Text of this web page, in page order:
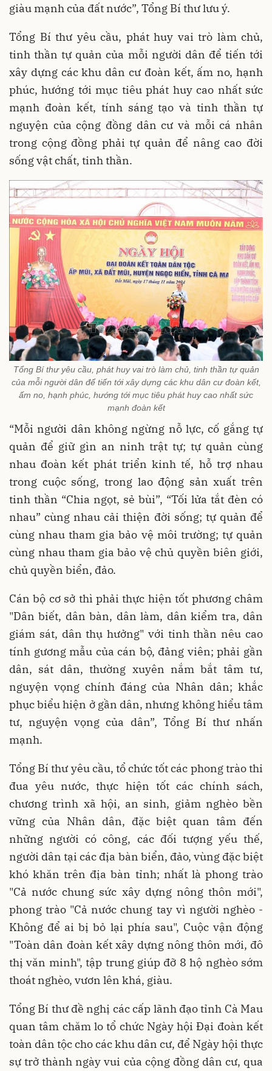
giàu mạnh của đất nước”, Tổng Bí thư lưu ý.
Tổng Bí thư yêu cầu, phát huy vai trò làm chủ,
tinh thần tự quản của mỗi người dân để tiến tới
xây dựng các khu dân cư đoàn kết, ấm no, hạnh
phúc, hướng tới mục tiêu phát huy cao nhất sức
mạnh đoàn kết, tính sáng tạo và tinh thần tự
nguyện của cộng đồng dân cư và mỗi cá nhân
trong cộng đồng phải tự quản để nâng cao đời
sống vật chất, tinh thần.
Tổng Bí thư yêu cầu, phát huy vai trò làm chủ, tinh thần tự quản
của mỗi người dân để tiến tới xây dựng các khu dân cư đoàn kết,
ấm no, hạnh phúc, hướng tới mục tiêu phát huy cao nhất sức
mạnh đoàn kết
“Mỗi người dân không ngừng nỗ lực, cố gắng tự
quản để giữ gìn an ninh trật tự; tự quản cùng
nhau đoàn kết phát triển kinh tế, hỗ trợ nhau
trong cuộc sống, trong lao động sản xuất trên
tinh thần “Chia ngọt, sẻ bùi”, “Tối lửa tắt đèn có
nhau” cùng nhau cải thiện đời sống; tự quản để
cùng nhau tham gia bảo vệ môi trường; tự quản
cùng nhau tham gia bảo vệ chủ quyền biên giới,
chủ quyền biển, đảo.
Cán bộ cơ sở thì phải thực hiện tốt phương châm
"Dân biết, dân bàn, dân làm, dân kiểm tra, dân
giám sát, dân thụ hưởng" với tinh thần nêu cao
tính gương mẫu của cán bộ, đảng viên; phải gần
dân, sát dân, thường xuyên nắm bắt tâm tư,
nguyện vọng chính đáng của Nhân dân; khắc
phục biểu hiện ở gần dân, nhưng không hiểu tâm
tư, nguyện vọng của dân”, Tổng Bí thư nhấn
mạnh.
Tổng Bí thư yêu cầu, tổ chức tốt các phong trào thi
đua yêu nước, thực hiện tốt các chính sách,
chương trình xã hội, an sinh, giảm nghèo bền
vững của Nhân dân, đặc biệt quan tâm đến
những người có công, các đối tượng yếu thế,
người dân tại các địa bàn biển, đảo, vùng đặc biệt
khó khăn trên địa bàn tỉnh; nhất là phong trào
"Cả nước chung sức xây dựng nông thôn mới",
phong trào "Cả nước chung tay vì người nghèo -
Không để ai bị bỏ lại phía sau", Cuộc vận động
"Toàn dân đoàn kết xây dựng nông thôn mới, đô
thị văn minh", tập trung giúp đỡ 8 hộ nghèo sớm
thoát nghèo, vươn lên khá, giàu.
Tổng Bí thư đề nghị các cấp lãnh đạo tỉnh Cà Mau
quan tâm chăm lo tổ chức Ngày hội Đại đoàn kết
toàn dân tộc cho các khu dân cư, để Ngày hội thực
sự trở thành ngày vui của cộng đồng dân cư, qua